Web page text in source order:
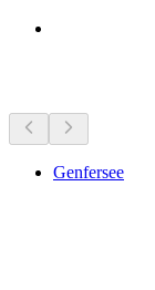
Genfersee